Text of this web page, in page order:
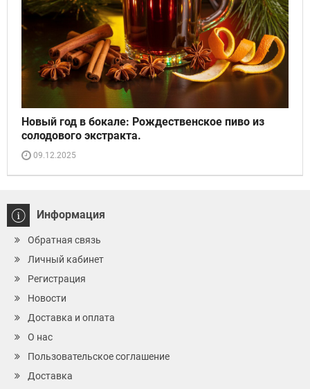
Новый год в бокале: Рождественское пиво из
солодового экстракта.
09.12.2025
Информация
Обратная связь
Личный кабинет
Регистрация
Новости
Доставка и оплата
О нас
Пользовательское соглашение
Доставка